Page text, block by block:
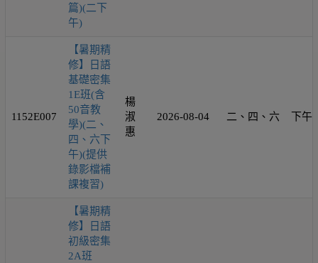
篇)(二下
午)
1152E007
【暑期精
修】日語
基礎密集
1E班(含
50音教
學)(二、
四、六下
午)(提供
錄影檔補
課複習)
楊
淑
惠
2026-08-04 二、四、六 下午
【暑期精
修】日語
初級密集
2A班